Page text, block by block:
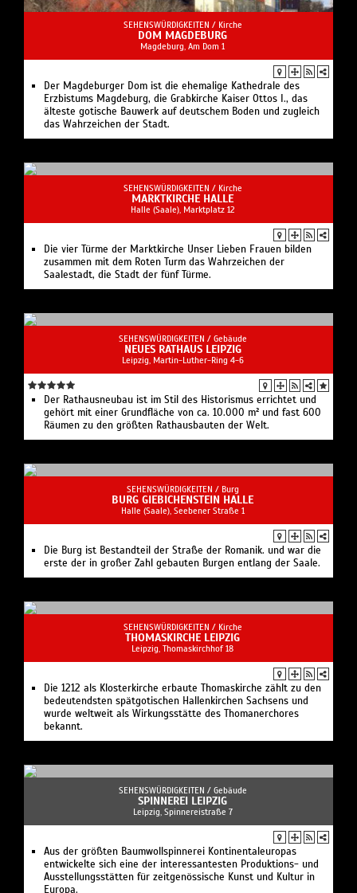
SEHENSWÜRDIGKEITEN / Kirche
DOM MAGDEBURG
Magdeburg, Am Dom 1
Der Magdeburger Dom ist die ehemalige Kathedrale des
Erzbistums Magdeburg, die Grabkirche Kaiser Ottos I., das
älteste gotische Bauwerk auf deutschem Boden und zugleich
das Wahrzeichen der Stadt.
SEHENSWÜRDIGKEITEN / Kirche
MARKTKIRCHE HALLE
Halle (Saale), Marktplatz 12
Die vier Türme der Marktkirche Unser Lieben Frauen bilden
zusammen mit dem Roten Turm das Wahrzeichen der
Saalestadt, die Stadt der fünf Türme.
SEHENSWÜRDIGKEITEN / Gebäude
NEUES RATHAUS LEIPZIG
Leipzig, Martin-Luther-Ring 4-6
Der Rathausneubau ist im Stil des Historismus errichtet und
gehört mit einer Grundfläche von ca. 10.000 m² und fast 600
Räumen zu den größten Rathausbauten der Welt.
SEHENSWÜRDIGKEITEN / Burg
BURG GIEBICHENSTEIN HALLE
Halle (Saale), Seebener Straße 1
Die Burg ist Bestandteil der Straße der Romanik. und war die
erste der in großer Zahl gebauten Burgen entlang der Saale.
SEHENSWÜRDIGKEITEN / Kirche
THOMASKIRCHE LEIPZIG
Leipzig, Thomaskirchhof 18
Die 1212 als Klosterkirche erbaute Thomaskirche zählt zu den
bedeutendsten spätgotischen Hallenkirchen Sachsens und
wurde weltweit als Wirkungsstätte des Thomanerchores
bekannt.
SEHENSWÜRDIGKEITEN / Gebäude
SPINNEREI LEIPZIG
Leipzig, Spinnereistraße 7
Aus der größten Baumwollspinnerei Kontinentaleuropas
entwickelte sich eine der interessantesten Produktions- und
Ausstellungsstätten für zeitgenössische Kunst und Kultur in
Europa.